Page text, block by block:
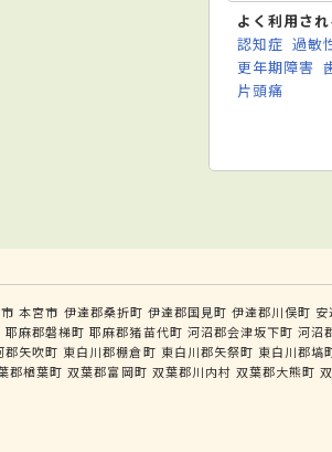
よく利用さ
認知症 過敏
更年期障害
片頭痛
本宮市 伊達郡桑折町 伊達郡国見町 伊達郡川俣町
耶麻郡磐梯町 耶麻郡猪苗代町 河沼郡会津坂下町 河沼
郡矢吹町 東白川郡棚倉町 東白川郡矢祭町 東白川郡塙
郡楢葉町 双葉郡富岡町 双葉郡川内村 双葉郡大熊町